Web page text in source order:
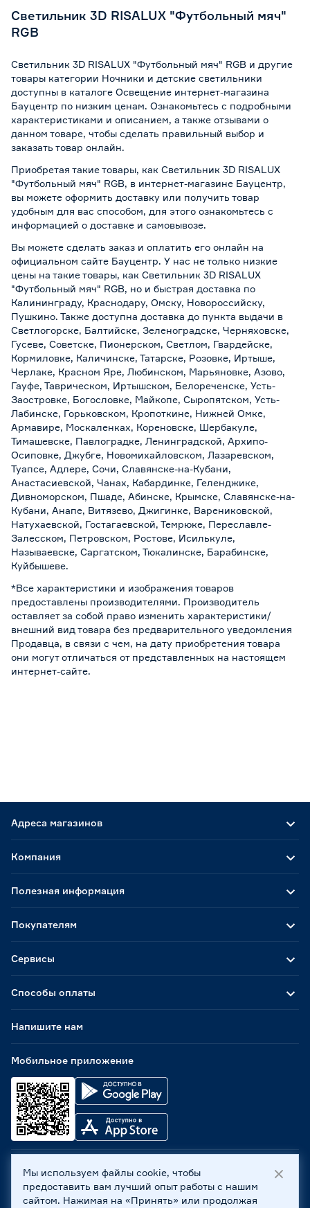
Светильник 3D RISALUX "Футбольный мяч"
RGB
Светильник 3D RISALUX "Футбольный мяч" RGB и другие
товары категории Ночники и детские светильники
доступны в каталоге Освещение интернет-магазина
Бауцентр по низким ценам. Ознакомьтесь с подробными
характеристиками и описанием, а также отзывами о
данном товаре, чтобы сделать правильный выбор и
заказать товар онлайн.
Приобретая такие товары, как Светильник 3D RISALUX
"Футбольный мяч" RGB, в интернет-магазине Бауцентр,
вы можете оформить доставку или получить товар
удобным для вас способом, для этого ознакомьтесь с
информацией о доставке и самовывозе.
Вы можете сделать заказ и оплатить его онлайн на
официальном сайте Бауцентр. У нас не только низкие
цены на такие товары, как Светильник 3D RISALUX
"Футбольный мяч" RGB, но и быстрая доставка по
Калининграду, Краснодару, Омску, Новороссийску,
Пушкино. Также доступна доставка до пункта выдачи в
Светлогорске, Балтийске, Зеленоградске, Черняховске,
Гусеве, Советске, Пионерском, Светлом, Гвардейске,
Кормиловке, Каличинске, Татарске, Розовке, Иртыше,
Черлаке, Красном Яре, Любинском, Марьяновке, Азово,
Гауфе, Таврическом, Иртышском, Белореченске, Усть-
Заостровке, Богословке, Майкопе, Сыропятском, Усть-
Лабинске, Горьковском, Кропоткине, Нижней Омке,
Армавире, Москаленках, Кореновске, Шербакуле,
Тимашевске, Павлоградке, Ленинградской, Архипо-
Осиповке, Джубге, Новомихайловском, Лазаревском,
Туапсе, Адлере, Сочи, Славянске-на-Кубани,
Анастасиевской, Чанах, Кабардинке, Геленджике,
Дивноморском, Пшаде, Абинске, Крымске, Славянске-на-
Кубани, Анапе, Витязево, Джигинке, Варениковской,
Натухаевской, Гостагаевской, Темрюке, Переславле-
Залесском, Петровском, Ростове, Исилькуле,
Называевске, Саргатском, Тюкалинске, Барабинске,
Куйбышеве.
*Все характеристики и изображения товаров
предоставлены производителями. Производитель
оставляет за собой право изменить характеристики/
внешний вид товара без предварительного уведомления
Продавца, в связи с чем, на дату приобретения товара
они могут отличаться от представленных на настоящем
интернет-сайте.
Адреса магазинов
Способы оплаты
Мобильное приложение
Компания
Полезная информация
Покупателям
Сервисы
Напишите нам
ООО «Бауцентр Рус» 2004 -2026, 236029, г. Калининград,
ул. А.Невского, 205. ИНН 7702596813, КПП 390601001 ©
Все права защищены
Мы используем файлы cookie, чтобы
предоставить вам лучший опыт работы с нашим
сайтом. Нажимая на «Принять» или продолжая